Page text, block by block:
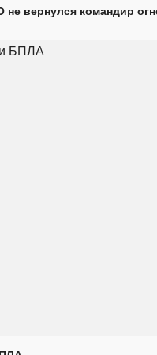
вернулся командир